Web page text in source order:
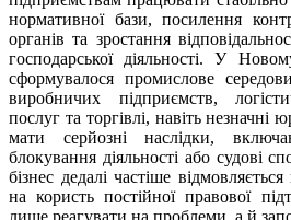
нормативної бази, посилення
органів та зростання
господарської діяльності. У
сформувалося промислове
виробничих підприємств,
послуг та торгівлі, навіть
мати серйозні наслідки,
блокування діяльності або судові
бізнес дедалі частіше
на користь постійної правової
лише реагувати на проблеми, а й